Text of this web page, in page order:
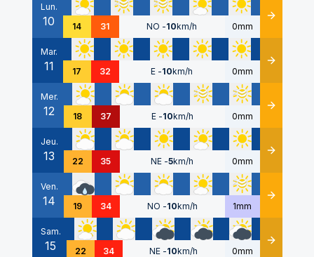
Lun.
10 14 31 NO -10km/h 0mm Détails
Mar.
11 17 32 E -10km/h 0mm Détails
Mer.
12 18 37 E -10km/h 0mm Détails
Jeu.
13 22 35 NE -5km/h 0mm Détails
Ven.
14 19 34 NO -10km/h 1mm Détails
Sam.
15 22 34 NE -10km/h 0mm Détails